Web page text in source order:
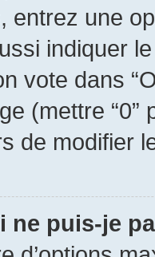
entrez une
indiquer
vote dans
(mettre
de modifier
ne puis-je